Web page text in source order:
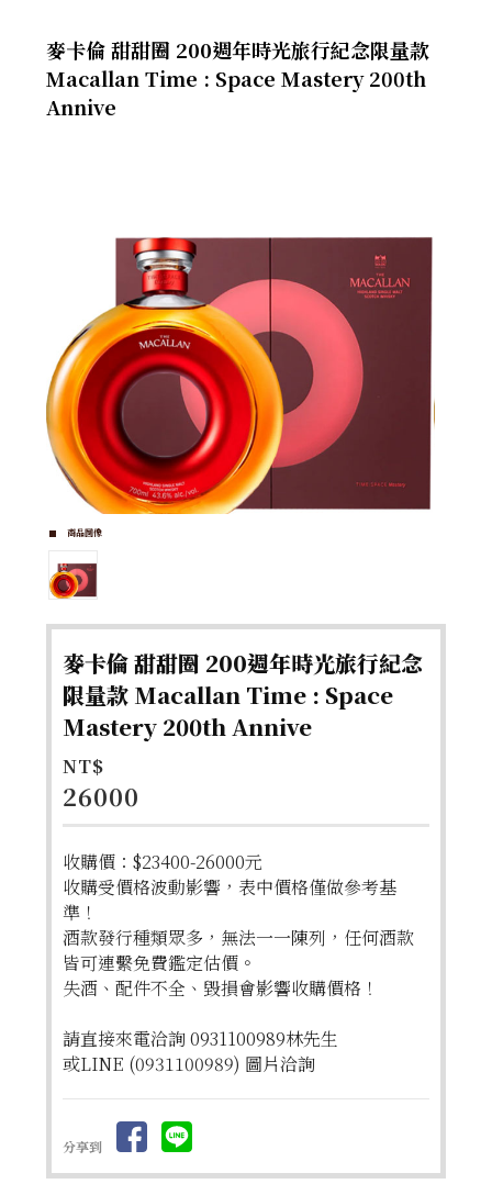
麥卡倫 甜甜圈 200週年時光旅行紀念限量款
Macallan Time : Space Mastery 200th
Annive
商品圖像
麥卡倫 甜甜圈 200週年時光旅行紀念
限量款 Macallan Time : Space
Mastery 200th Annive
NT$
26000
收購價：$23400-26000元
收購受價格波動影響，表中價格僅做參考基
準！
酒款發行種類眾多，無法一一陳列，任何酒款
皆可連繫免費鑑定估價。
失酒、配件不全、毀損會影響收購價格！
請直接來電洽詢 0931100989林先生
或LINE (0931100989) 圖片洽詢
分享到